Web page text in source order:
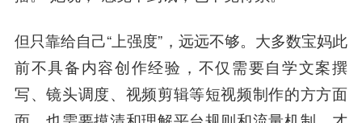
但只靠给自己“上强度”，远远不够。大多数宝妈此
前不具备内容创作经验，不仅需要自学文案撰
写、镜头调度、视频剪辑等短视频制作的方方面